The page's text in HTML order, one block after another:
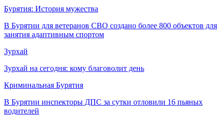
Бурятия: История мужества
В Бурятии для ветеранов СВО создано более 800 объектов для
занятия адаптивным спортом
Зурхай
Зурхай на сегодня: кому благоволит день
Криминальная Бурятия
В Бурятии инспекторы ДПС за сутки отловили 16 пьяных
водителей